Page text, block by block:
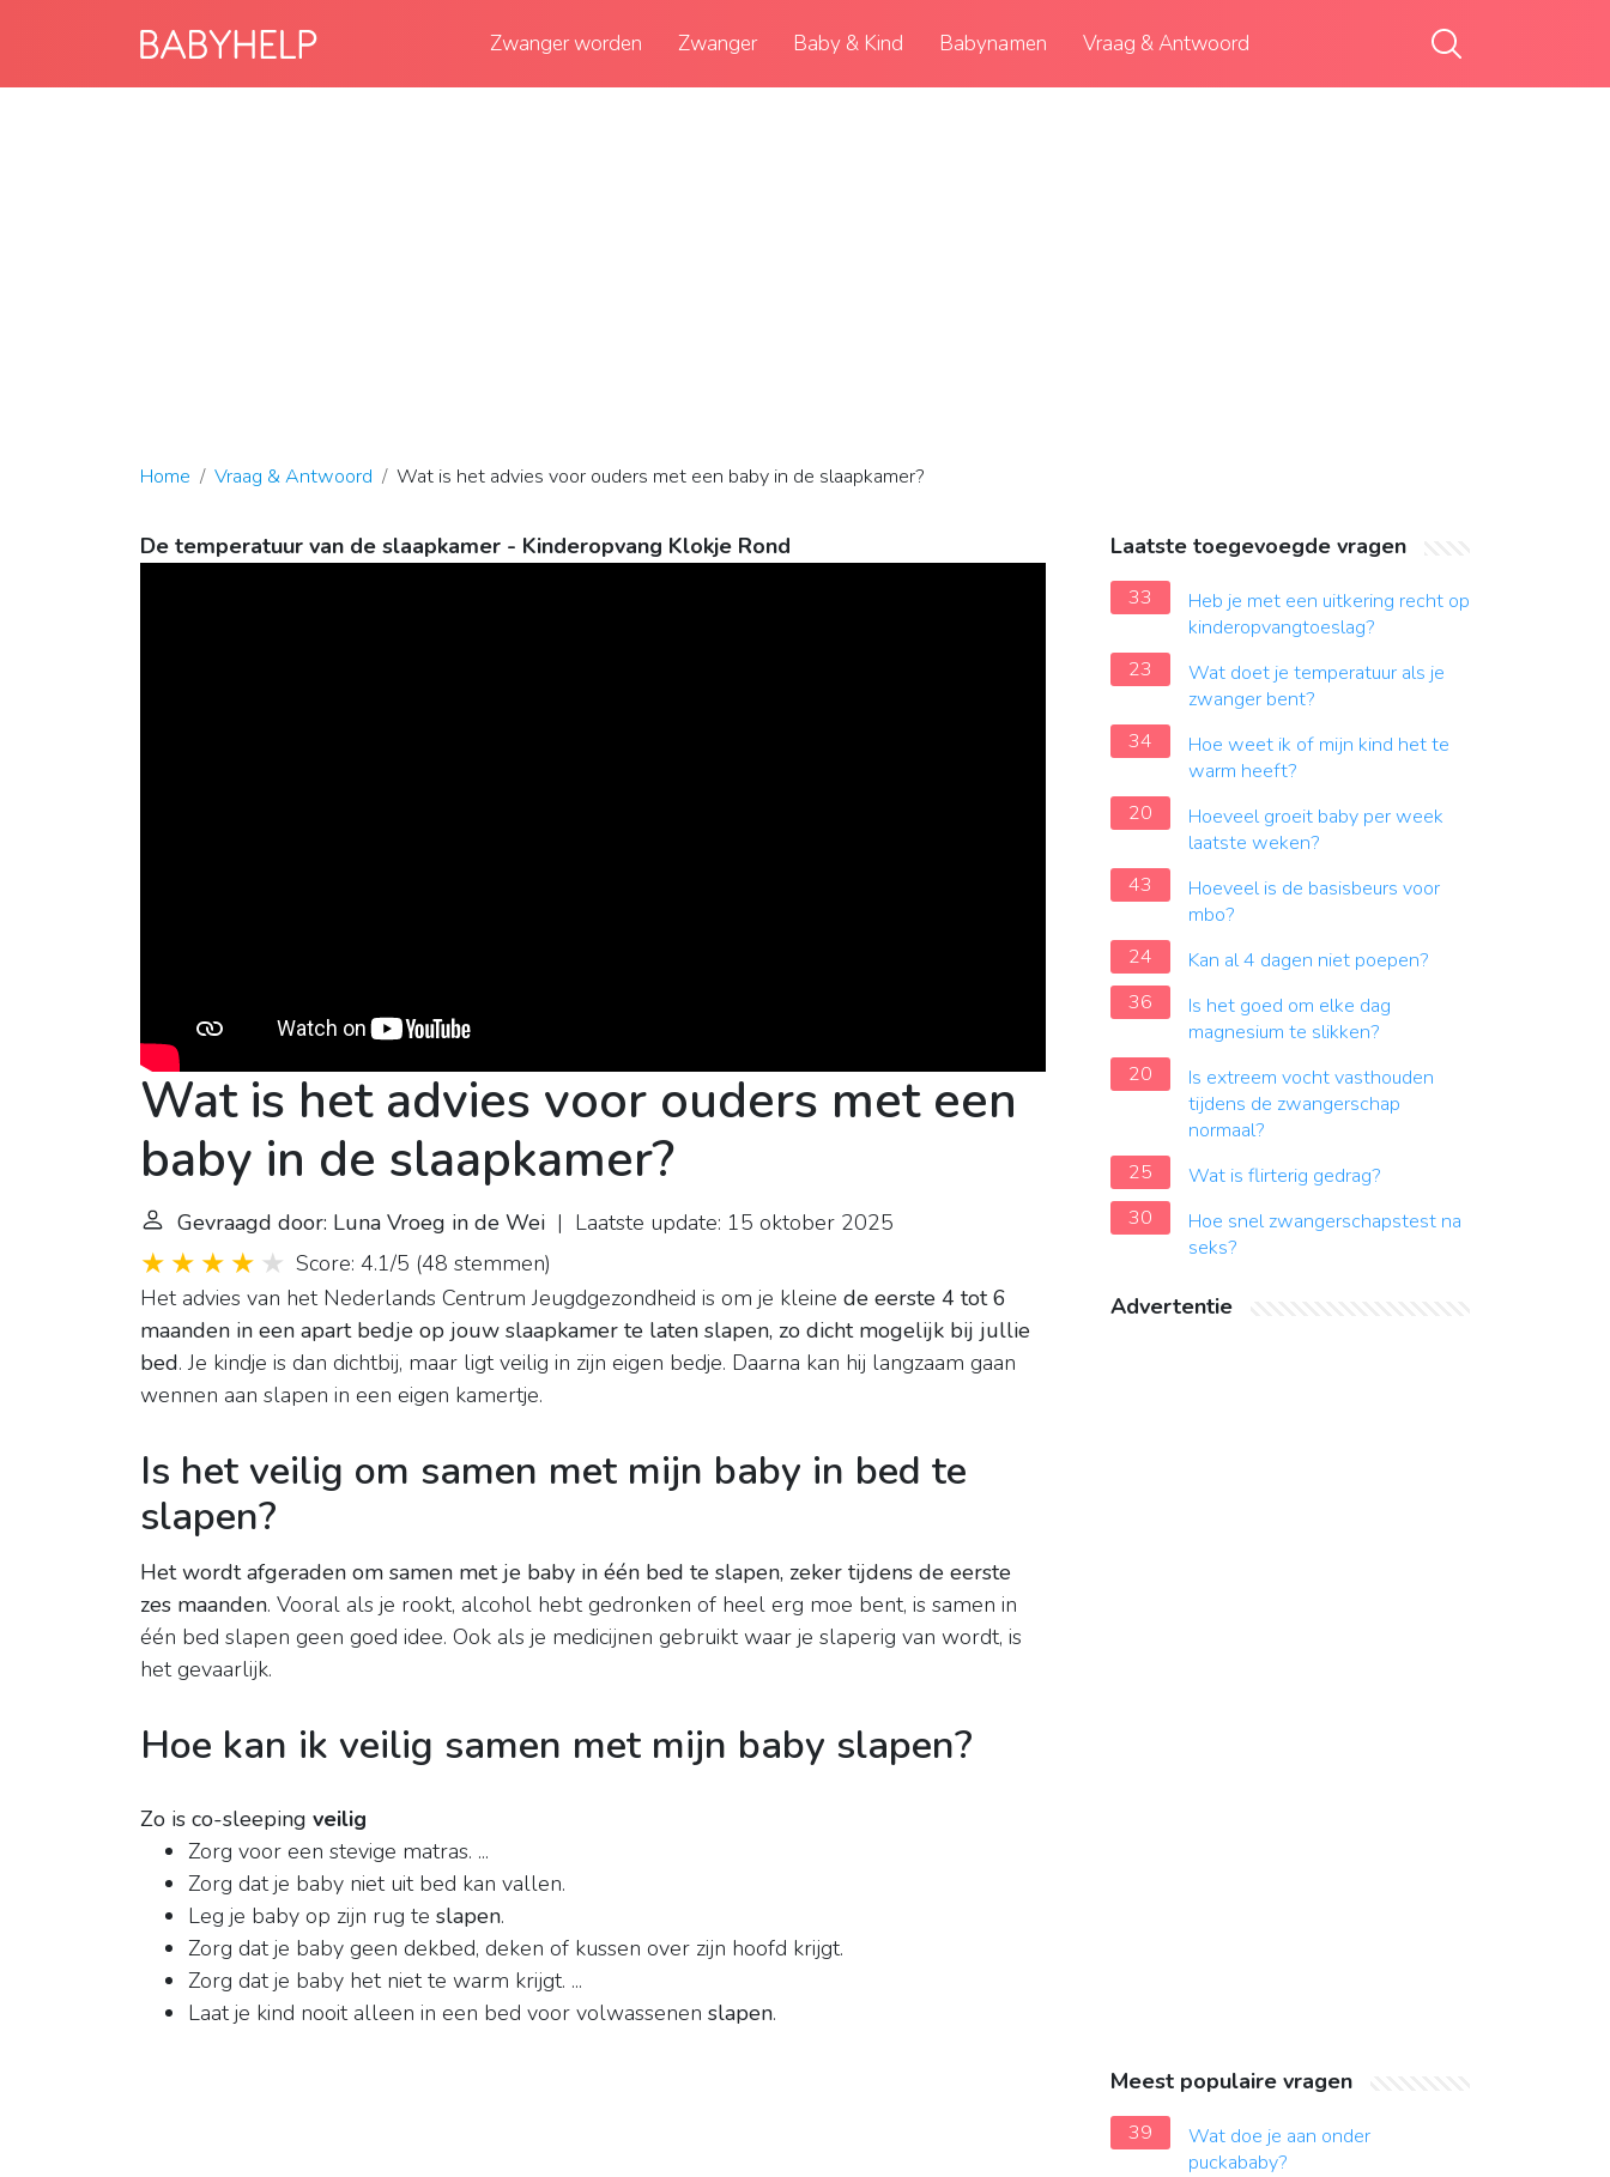
Zwanger worden Zwanger Baby & Kind Babynamen Vraag & Antwoord
Home Vraag & Antwoord Wat is het advies voor ouders met een baby in de slaapkamer?
De temperatuur van de slaapkamer - Kinderopvang Klokje Rond
Wat is het advies voor ouders met een
baby in de slaapkamer?
Gevraagd door: Luna Vroeg in de Wei | Laatste update: 15 oktober 2025
Score: 4.1/5 (48 stemmen)
Het advies van het Nederlands Centrum Jeugdgezondheid is om je kleine de eerste 4 tot 6
maanden in een apart bedje op jouw slaapkamer te laten slapen, zo dicht mogelijk bij jullie
bed. Je kindje is dan dichtbij, maar ligt veilig in zijn eigen bedje. Daarna kan hij langzaam gaan
wennen aan slapen in een eigen kamertje.
Is het veilig om samen met mijn baby in bed te
slapen?
Het wordt afgeraden om samen met je baby in één bed te slapen, zeker tijdens de eerste
zes maanden. Vooral als je rookt, alcohol hebt gedronken of heel erg moe bent, is samen in
één bed slapen geen goed idee. Ook als je medicijnen gebruikt waar je slaperig van wordt, is
het gevaarlijk.
Hoe kan ik veilig samen met mijn baby slapen?
Zo is co-sleeping veilig
Zorg voor een stevige matras. ...
Zorg dat je baby niet uit bed kan vallen.
Leg je baby op zijn rug te slapen.
Zorg dat je baby geen dekbed, deken of kussen over zijn hoofd krijgt.
Zorg dat je baby het niet te warm krijgt. ...
Laat je kind nooit alleen in een bed voor volwassenen slapen.
Laatste toegevoegde vragen
33
Heb je met een uitkering recht op
kinderopvangtoeslag?
23
Wat doet je temperatuur als je
zwanger bent?
34
Hoe weet ik of mijn kind het te
warm heeft?
20
Hoeveel groeit baby per week
laatste weken?
43
Hoeveel is de basisbeurs voor
mbo?
24
Kan al 4 dagen niet poepen?
36
Is het goed om elke dag
magnesium te slikken?
20
Is extreem vocht vasthouden
tijdens de zwangerschap
normaal?
25
Wat is flirterig gedrag?
30
Hoe snel zwangerschapstest na
seks?
Advertentie
Meest populaire vragen
39
Wat doe je aan onder
puckababy?